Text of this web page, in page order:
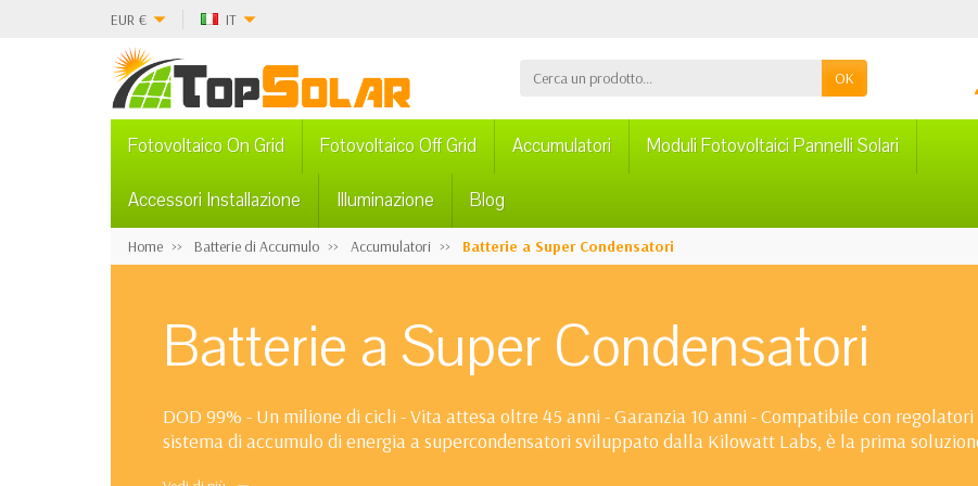
EUR € IT
OK
Fotovoltaico On Grid Fotovoltaico Off Grid Accumulatori Moduli Fotovoltaici Pannelli Solari
Accessori Installazione Illuminazione Blog
Home Batterie di Accumulo Accumulatori Batterie a Super Condensatori
Batterie a Super Condensatori
DOD 99% - Un milione di cicli - Vita attesa oltre 45 anni - Garanzia 10 anni - Compatibile con
sistema di accumulo di energia a supercondensatori sviluppato dalla Kilowatt Labs, è la prima